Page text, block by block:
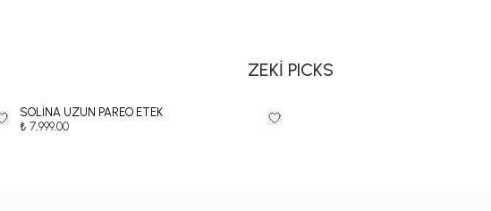
ZEKİ PICKS
SOLİNA UZUN PAREO ETEK
₺ 7,999.00